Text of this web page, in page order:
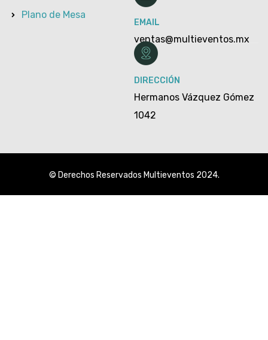
Plano de Mesa
EMAIL
ventas@multieventos.mx
DIRECCIÓN
Hermanos Vázquez Gómez
1042
© Derechos Reservados Multieventos 2024.